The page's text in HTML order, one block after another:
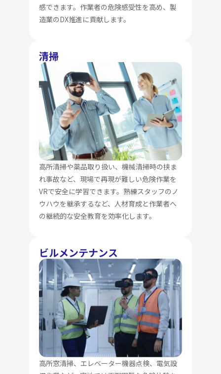
感できます。作業者の危険感受性を高め、製
造業のDX推進に貢献します。
清掃
高所清掃や薬品取り扱い、機械清掃時の挟ま
れ事故など、現場で再現が難しい危険作業を
VRで安全に学習できます。熟練スタッフのノ
ウハウを継承するなど、人材育成と作業者へ
の継続的な安全教育を効率化します。
ビルメンテナンス
高所窓清掃、エレベーター機器点検、電気設